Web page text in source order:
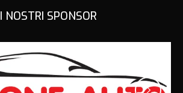
I NOSTRI SPONSOR